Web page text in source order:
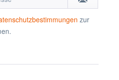
zur